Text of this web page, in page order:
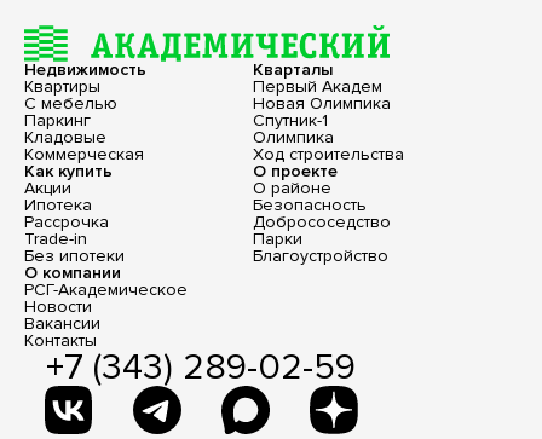
Недвижимость
Квартиры
С мебелью
Паркинг
Кладовые
Коммерческая
Кварталы
Первый Академ
Новая Олимпика
Спутник-1
Олимпика
Ход строительства
Как купить
Акции
Ипотека
Рассрочка
Trade-in
Без ипотеки
О проекте
О районе
Безопасность
Добрососедство
Парки
Благоустройство
О компании
РСГ-Академическое
Новости
Вакансии
Контакты
+7 (343) 289-02-59